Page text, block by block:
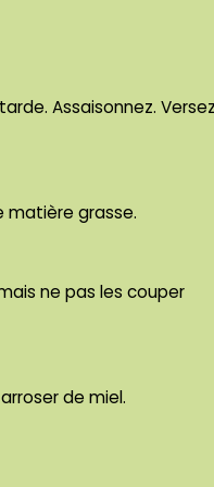
Assaisonnez. Versez
matière grasse.
ne pas les couper
de miel.